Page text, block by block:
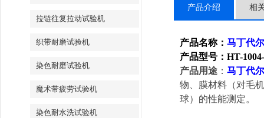
拉链往复拉动试验机
织带耐磨试验机
染色耐磨试验机
魔术带疲劳试验机
染色耐水洗试验机
产品介绍 相
产品名称： 马丁代
产品型号： HT-
产品用途 ： 马丁代
物、膜材料（对毛
球）的性能测定。